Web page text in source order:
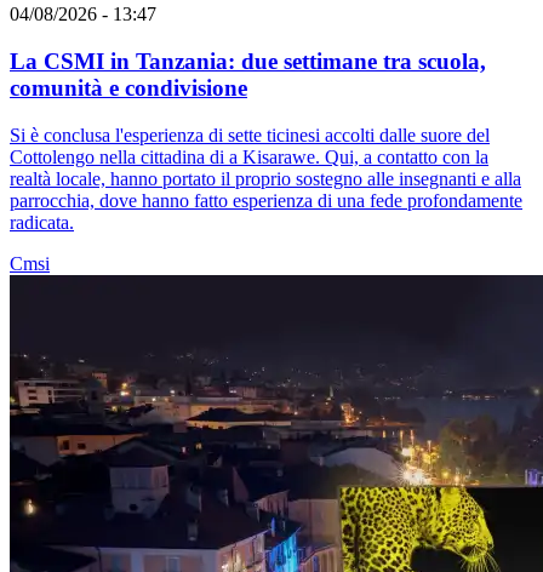
04/08/2026 - 13:47
La CSMI in Tanzania: due settimane tra scuola,
comunità e condivisione
Si è conclusa l'esperienza di sette ticinesi accolti dalle suore del
Cottolengo nella cittadina di a Kisarawe. Qui, a contatto con la
realtà locale, hanno portato il proprio sostegno alle insegnanti e alla
parrocchia, dove hanno fatto esperienza di una fede profondamente
radicata.
Cmsi